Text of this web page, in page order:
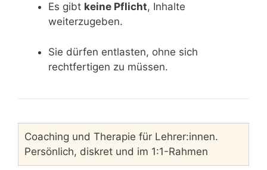
Es gibt keine Pflicht, Inhalte
weiterzugeben.
Sie dürfen entlasten, ohne sich
rechtfertigen zu müssen.
Coaching und Therapie für Lehrer:innen.
Persönlich, diskret und im 1:1-Rahmen